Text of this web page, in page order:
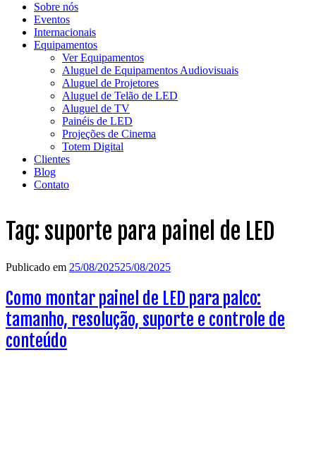
Sobre nós
Eventos
Internacionais
Equipamentos
Ver Equipamentos
Aluguel de Equipamentos Audiovisuais
Aluguel de Projetores
Aluguel de Telão de LED
Aluguel de TV
Painéis de LED
Projeções de Cinema
Totem Digital
Clientes
Blog
Contato
Tag: suporte para painel de LED
Publicado em 25/08/202525/08/2025
Como montar painel de LED para palco:
tamanho, resolução, suporte e controle de
conteúdo